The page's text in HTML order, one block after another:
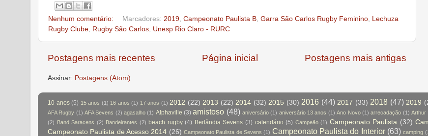
Nenhum comentário: Marcadores: 2019, Campeonato Paulista B, Garra São Carlos Rugby Feminino,
Lechuza
Rugby Clube
Rugby São Carlos Unesp Rio Claro - RURC
Postagens mais recentes Postagens mais antigas
Página inicial
Assinar: Postagens (Atom)
10 anos (5) 15 anos (1) 16 anos (1) 17 anos (1) 2012 (22) 2013 (22) 2014 (32) 2015 (30) 2016 (44) 2017 (33) 2018 (47) 2019
AFA Rugby (1) AFA Sevens (2) agasalho (1) Alphaville (3) amistoso (48) aniversário (1) aniversário 13 anos (1) Ano Novo (1) arrecadação (1) Arthur
(2) Band Saracens (2) Bandeirantes (2) beach rugby (4) Berlândia Sevens (3) calendário (5) Campeão (1) Campeonato Paulista (32)
Campeonato Paulista de Acesso 2014 (26) Campeonato Paulista de Sevens (1) Campeonato Paulista do Interior (63) camping